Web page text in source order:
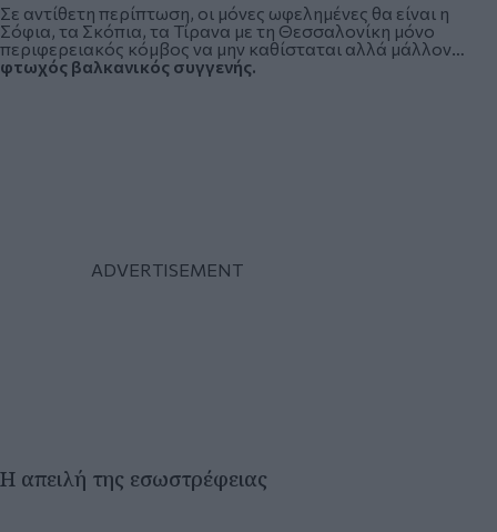
Σε αντίθετη περίπτωση, οι μόνες ωφελημένες θα είναι η
Σόφια, τα Σκόπια, τα Τίρανα με τη Θεσσαλονίκη μόνο
περιφερειακός κόμβος να μην καθίσταται αλλά μάλλον…
φτωχός βαλκανικός συγγενής.
Η απειλή της εσωστρέφειας